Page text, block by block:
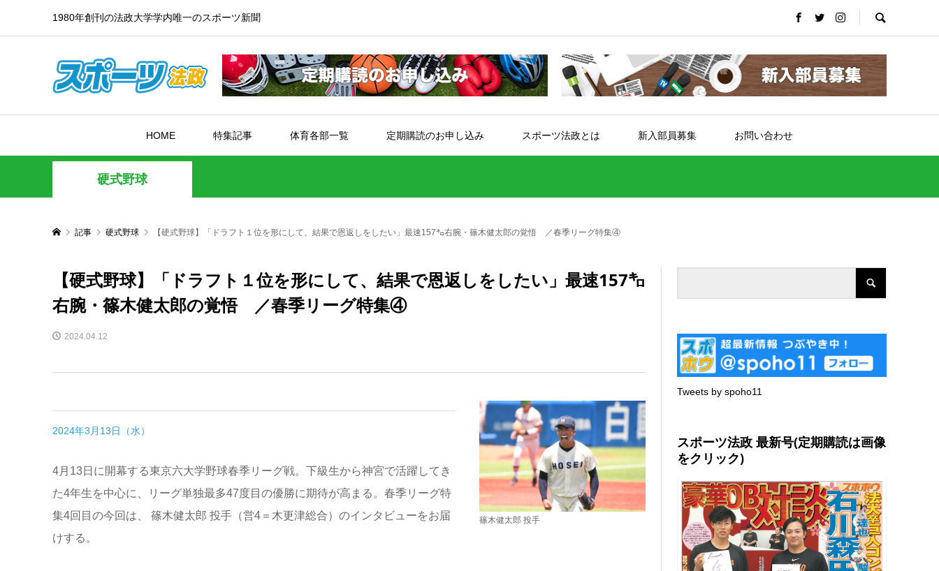
1980年創刊の法政大学学内唯一のスポーツ新聞
HOME 特集記事 体育各部一覧 定期購読のお申し込み スポーツ法政とは 新入部員募集 お問い合わせ
硬式野球
記事 硬式野球 【硬式野球】「ドラフト１位を形にして、結果で恩返しをしたい」最速157㌔右腕・篠木健太郎の覚悟 ／春季リーグ特集④
【硬式野球】「ドラフト１位を形にして、結果で恩返しをしたい」最速157㌔
右腕・篠木健太郎の覚悟 ／春季リーグ特集④
2024.04.12
2024年3月13日（水）
4月13日に開幕する東京六大学野球春季リーグ戦。下級生から神宮で活躍してき
た4年生を中心に、リーグ単独最多47度目の優勝に期待が高まる。春季リーグ特
集4回目の今回は、 篠木健太郎 投手（営4＝木更津総合）のインタビューをお届
けする。
篠木健太郎 投手
Tweets by spoho11
スポーツ法政 最新号(定期購読は画像
をクリック)